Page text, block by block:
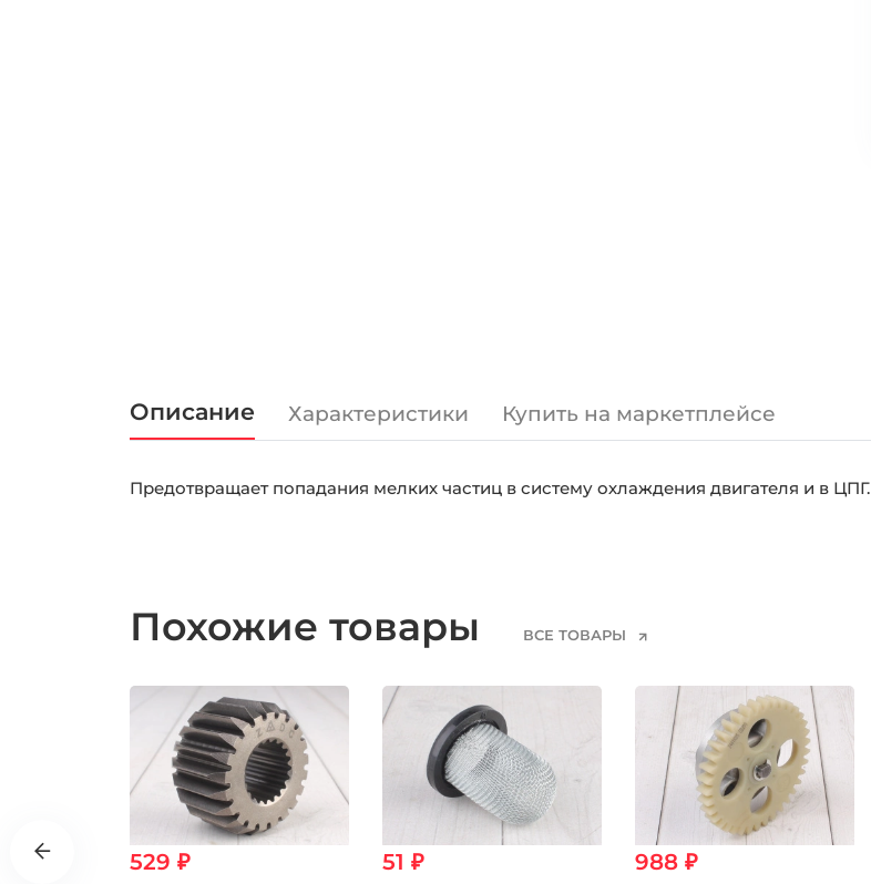
Описание Характеристики Купить на маркетплейсе
Предотвращает попадания мелких частиц в систему охлаждения двигателя и в ЦПГ.
Похожие товары ВСЕ ТОВАРЫ
529 ₽ 51 ₽ 988 ₽